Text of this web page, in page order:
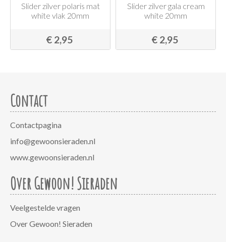
Slider zilver polaris mat
white vlak 20mm
€ 2,95
Slider zilver gala cream
white 20mm
€ 2,95
Contact
Contactpagina
info@gewoonsieraden.nl
www.gewoonsieraden.nl
Over Gewoon! Sieraden
Veelgestelde vragen
Over Gewoon! Sieraden